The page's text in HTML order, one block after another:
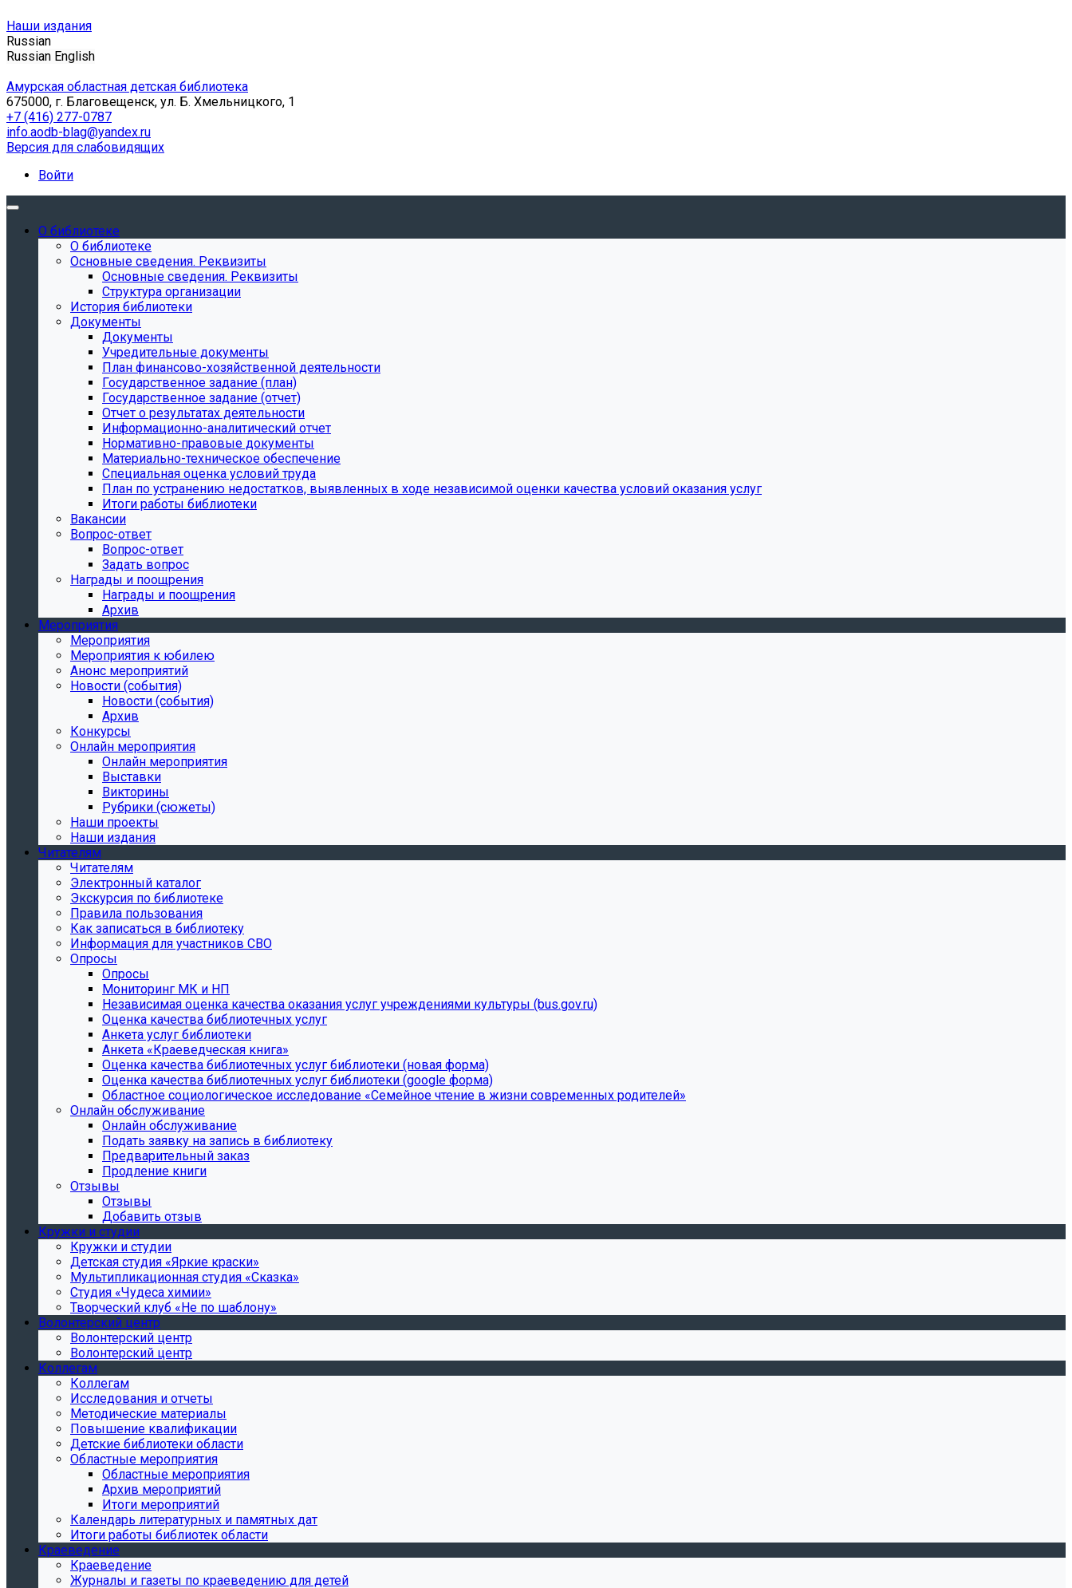
Наши издания
Russian
Russian English
Амурская областная детская библиотека
675000, г. Благовещенск, ул. Б. Хмельницкого, 1
+7 (416) 277-0787
info.aodb-blag@yandex.ru
Версия для слабовидящих
Войти
О библиотеке
О библиотеке
Основные сведения. Реквизиты
Основные сведения. Реквизиты
Структура организации
История библиотеки
Документы
Документы
Учредительные документы
План финансово-хозяйственной деятельности
Государственное задание (план)
Государственное задание (отчет)
Отчет о результатах деятельности
Информационно-аналитический отчет
Нормативно-правовые документы
Материально-техническое обеспечение
Специальная оценка условий труда
План по устранению недостатков, выявленных в ходе независимой оценки качества условий оказания услуг
Итоги работы библиотеки
Вакансии
Вопрос-ответ
Вопрос-ответ
Задать вопрос
Награды и поощрения
Награды и поощрения
Архив
Мероприятия
Мероприятия
Мероприятия к юбилею
Анонс мероприятий
Новости (события)
Новости (события)
Архив
Конкурсы
Онлайн мероприятия
Онлайн мероприятия
Выставки
Викторины
Рубрики (сюжеты)
Наши проекты
Наши издания
Читателям
Читателям
Электронный каталог
Экскурсия по библиотеке
Правила пользования
Как записаться в библиотеку
Информация для участников СВО
Опросы
Опросы
Мониторинг МК и НП
Независимая оценка качества оказания услуг учреждениями культуры (bus.gov.ru)
Оценка качества библиотечных услуг
Анкета услуг библиотеки
Анкета «Краеведческая книга»
Oценка качества библиотечных услуг библиотеки (новая форма)
Oценка качества библиотечных услуг библиотеки (google форма)
Областное социологическое исследование «Семейное чтение в жизни современных родителей»
Онлайн обслуживание
Онлайн обслуживание
Подать заявку на запись в библиотеку
Предварительный заказ
Продление книги
Отзывы
Отзывы
Добавить отзыв
Кружки и студии
Кружки и студии
Детская студия «Яркие краски»
Мультипликационная студия «Сказка»
Студия «Чудеса химии»
Творческий клуб «Не по шаблону»
Волонтерский центр
Волонтерский центр
Волонтерский центр
Коллегам
Коллегам
Исследования и отчеты
Методические материалы
Повышение квалификации
Детские библиотеки области
Областные мероприятия
Областные мероприятия
Архив мероприятий
Итоги мероприятий
Календарь литературных и памятных дат
Итоги работы библиотек области
Краеведение
Краеведение
Журналы и газеты по краеведению для детей